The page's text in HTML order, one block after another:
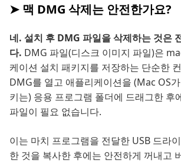
➤ 맥 DMG 삭제는 안전한가요?
네. 설치 후 DMG 파일을 삭제하는 것은
다. DMG 파일(디스크 이미지 파일)은
케이션 설치 패키지를 저장하는 단순한
DMG를 열고 애플리케이션을 (Mac OS
키는) 응용 프로그램 폴더에 드래그한 후
파일이 필요 없습니다.
이는 마치 프로그램을 전달한 USB 드라
한 것을 복사한 후에는 안전하게 꺼내고